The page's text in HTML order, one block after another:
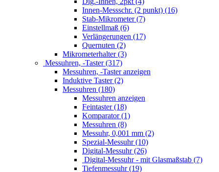
Innen-Messschr. (2 punkt) (16)
Stab-Mikrometer (7)
Einstellmaß (6)
Verlängerungen (17)
Quernuten (2)
Mikrometerhalter (3)
Messuhren, -Taster (317)
Messuhren, -Taster anzeigen
Induktive Taster (2)
Messuhren (180)
Messuhren anzeigen
Feintaster (18)
Komparator (1)
Messuhren (8)
Messuhr, 0,001 mm (2)
Spezial-Messuhr (10)
Digital-Messuhr (26)
Digital-Messuhr - mit Glasmaßstab (7)
Tiefenmessuhr (19)